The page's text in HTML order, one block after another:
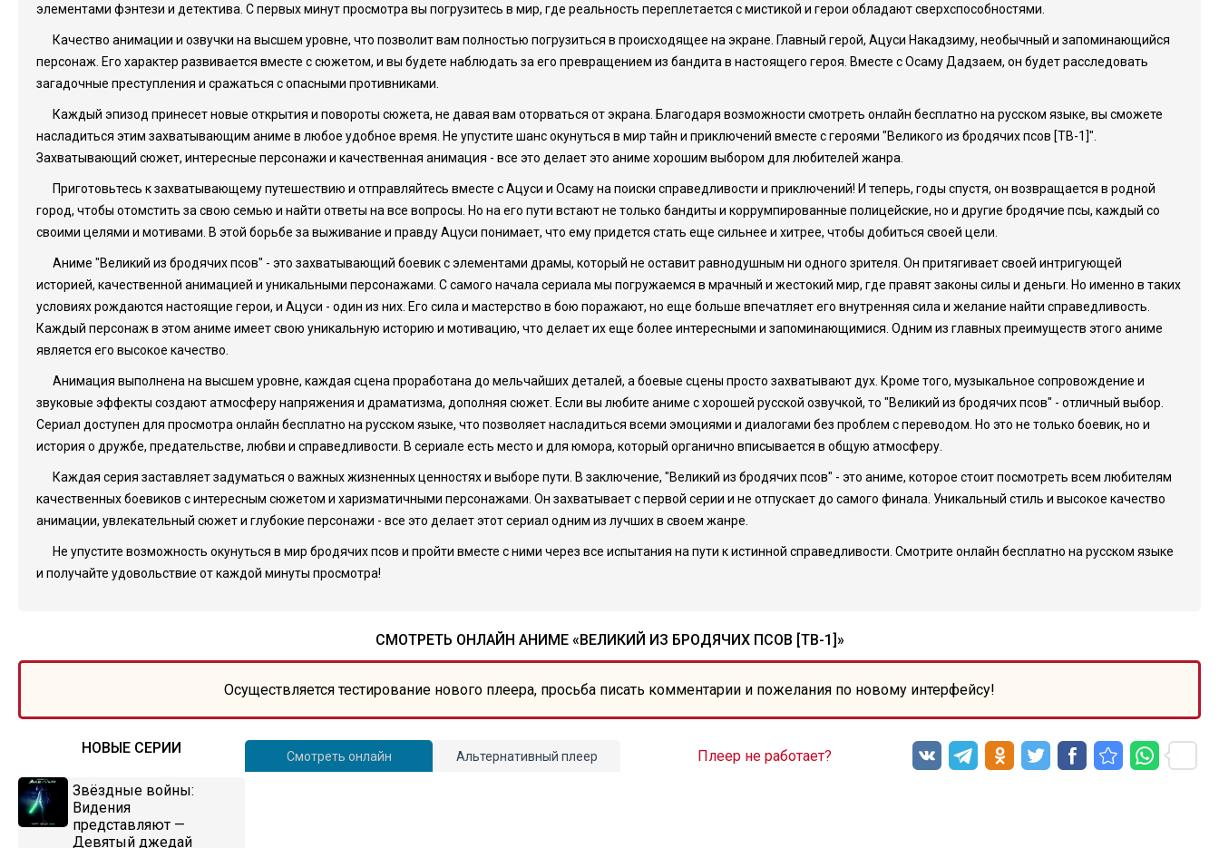
элементами фэнтези и детектива. С первых минут просмотра вы погрузитесь в мир, где реальность переплетается с мистикой и герои обладают сверхспособностями.
Качество анимации и озвучки на высшем уровне, что позволит вам полностью погрузиться в происходящее на экране. Главный герой, Ацуси Накадзиму, необычный и запоминающийся
персонаж. Его характер развивается вместе с сюжетом, и вы будете наблюдать за его превращением из бандита в настоящего героя. Вместе с Осаму Дадзаем, он будет расследовать
загадочные преступления и сражаться с опасными противниками.
Каждый эпизод принесет новые открытия и повороты сюжета, не давая вам оторваться от экрана. Благодаря возможности смотреть онлайн бесплатно на русском языке, вы сможете
насладиться этим захватывающим аниме в любое удобное время. Не упустите шанс окунуться в мир тайн и приключений вместе с героями "Великого из бродячих псов [ТВ-1]".
Захватывающий сюжет, интересные персонажи и качественная анимация - все это делает это аниме хорошим выбором для любителей жанра.
Приготовьтесь к захватывающему путешествию и отправляйтесь вместе с Ацуси и Осаму на поиски справедливости и приключений! И теперь, годы спустя, он возвращается в родной
город, чтобы отомстить за свою семью и найти ответы на все вопросы. Но на его пути встают не только бандиты и коррумпированные полицейские, но и другие бродячие псы, каждый со
своими целями и мотивами. В этой борьбе за выживание и правду Ацуси понимает, что ему придется стать еще сильнее и хитрее, чтобы добиться своей цели.
Аниме "Великий из бродячих псов" - это захватывающий боевик с элементами драмы, который не оставит равнодушным ни одного зрителя. Он притягивает своей интригующей
историей, качественной анимацией и уникальными персонажами. С самого начала сериала мы погружаемся в мрачный и жестокий мир, где правят законы силы и деньги. Но именно в таких
условиях рождаются настоящие герои, и Ацуси - один из них. Его сила и мастерство в бою поражают, но еще больше впечатляет его внутренняя сила и желание найти справедливость.
Каждый персонаж в этом аниме имеет свою уникальную историю и мотивацию, что делает их еще более интересными и запоминающимися. Одним из главных преимуществ этого аниме
является его высокое качество.
Анимация выполнена на высшем уровне, каждая сцена проработана до мельчайших деталей, а боевые сцены просто захватывают дух. Кроме того, музыкальное сопровождение и
звуковые эффекты создают атмосферу напряжения и драматизма, дополняя сюжет. Если вы любите аниме с хорошей русской озвучкой, то "Великий из бродячих псов" - отличный выбор.
Сериал доступен для просмотра онлайн бесплатно на русском языке, что позволяет насладиться всеми эмоциями и диалогами без проблем с переводом. Но это не только боевик, но и
история о дружбе, предательстве, любви и справедливости. В сериале есть место и для юмора, который органично вписывается в общую атмосферу.
Каждая серия заставляет задуматься о важных жизненных ценностях и выборе пути. В заключение, "Великий из бродячих псов" - это аниме, которое стоит посмотреть всем любителям
качественных боевиков с интересным сюжетом и харизматичными персонажами. Он захватывает с первой серии и не отпускает до самого финала. Уникальный стиль и высокое качество
анимации, увлекательный сюжет и глубокие персонажи - все это делает этот сериал одним из лучших в своем жанре.
Не упустите возможность окунуться в мир бродячих псов и пройти вместе с ними через все испытания на пути к истинной справедливости. Смотрите онлайн бесплатно на русском языке
и получайте удовольствие от каждой минуты просмотра!
СМОТРЕТЬ ОНЛАЙН АНИМЕ «ВЕЛИКИЙ ИЗ БРОДЯЧИХ ПСОВ [ТВ-1]»
Осуществляется тестирование нового плеера, просьба писать комментарии и пожелания по новому интерфейсу!
НОВЫЕ СЕРИИ
Звёздные войны:
Видения
представляют —
Девятый джедай
Смотреть онлайн Альтернативный плеер Плеер не работает?